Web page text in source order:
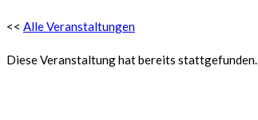
<< Alle Veranstaltungen
Diese Veranstaltung hat bereits stattgefunden.